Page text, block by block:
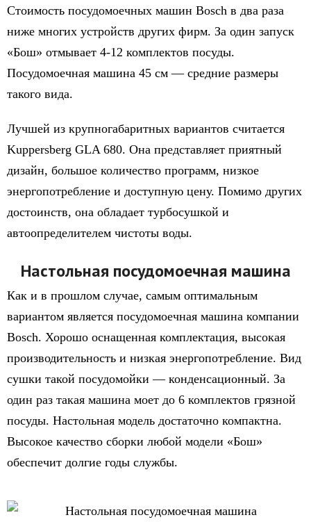
Стоимость посудомоечных машин Bosch в два раза
ниже многих устройств других фирм. За один запуск
«Бош» отмывает 4-12 комплектов посуды.
Посудомоечная машина 45 см — средние размеры
такого вида.
Лучшей из крупногабаритных вариантов считается
Kuppersberg GLA 680. Она представляет приятный
дизайн, большое количество программ, низкое
энергопотребление и доступную цену. Помимо других
достоинств, она обладает турбосушкой и
автоопределителем чистоты воды.
Настольная посудомоечная машина
Как и в прошлом случае, самым оптимальным
вариантом является посудомоечная машина компании
Bosch. Хорошо оснащенная комплектация, высокая
производительность и низкая энергопотребление. Вид
сушки такой посудомойки — конденсационный. За
один раз такая машина моет до 6 комплектов грязной
посуды. Настольная модель достаточно компактна.
Высокое качество сборки любой модели «Бош»
обеспечит долгие годы службы.